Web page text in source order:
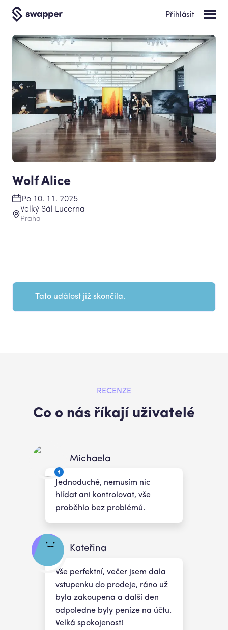
Přihlásit
Wolf Alice
Po 10. 11. 2025
Velký Sál Lucerna
Praha
Tato událost již skončila.
RECENZE
Co o nás říkají uživatelé
Michaela
Jednoduché, nemusím nic
hlídat ani kontrolovat, vše
proběhlo bez problémů.
Kateřina
Vše perfektní, večer jsem dala
vstupenku do prodeje, ráno už
byla zakoupena a další den
odpoledne byly peníze na účtu.
Velká spokojenost!